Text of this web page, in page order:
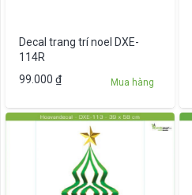
Decal trang trí noel DXE-
114R
99.000 ₫ Mua hàng